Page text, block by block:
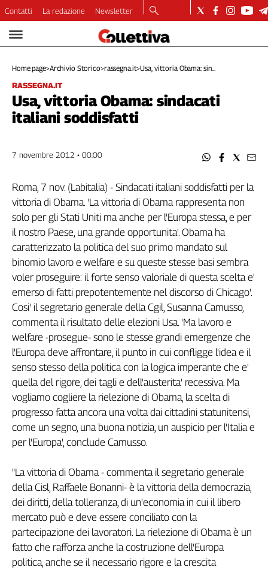
Video
Dirette
Longform
Copertine
Economia
Ambiente
Welfare
Italia
Internazionale
Culture
Filcams
Filctem
Fillea
Filt
Fiom
Fisac
Flai
Flc
Fp
Nidil
Slc
Spi
Caaf
Speciali
di
Genova,
il
Contatti La redazione Newsletter
Home page>Archivio Storico>rassegna.it>Usa, vittoria Obama: sin...
RASSEGNA.IT
Usa, vittoria Obama: sindacati
italiani soddisfatti
7 novembre 2012 • 00:00
Roma, 7 nov. (Labitalia) - Sindacati italiani soddisfatti per la
vittoria di Obama. 'La vittoria di Obama rappresenta non
solo per gli Stati Uniti ma anche per l'Europa stessa, e per
il nostro Paese, una grande opportunita'. Obama ha
caratterizzato la politica del suo primo mandato sul
binomio lavoro e welfare e su queste stesse basi sembra
voler proseguire: il forte senso valoriale di questa scelta e'
emerso di fatti prepotentemente nel discorso di Chicago'.
Cosi' il segretario generale della Cgil, Susanna Camusso,
commenta il risultato delle elezioni Usa. 'Ma lavoro e
welfare -prosegue- sono le stesse grandi emergenze che
l'Europa deve affrontare, il punto in cui confligge l'idea e il
senso stesso della politica con la logica imperante che e'
quella del rigore, dei tagli e dell'austerita' recessiva. Ma
vogliamo cogliere la rielezione di Obama, la scelta di
progresso fatta ancora una volta dai cittadini statunitensi,
come un segno, una buona notizia, un auspicio per l'Italia e
per l'Europa', conclude Camusso.
"La vittoria di Obama - commenta il segretario generale
della Cisl, Raffaele Bonanni- è la vittoria della democrazia,
dei diritti, della tolleranza, di un'economia in cui il libero
mercato può e deve essere conciliato con la
partecipazione dei lavoratori. La rielezione di Obama è un
fatto che rafforza anche la costruzione dell'Europa
politica, anche se il necessario rigore e la crescita